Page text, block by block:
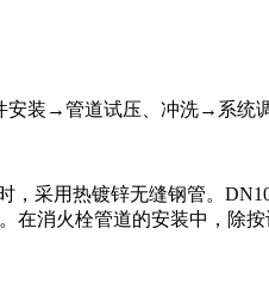
安装→管道试压、冲洗→系统
采用热镀锌无缝钢管。
消火栓管道的安装中，除